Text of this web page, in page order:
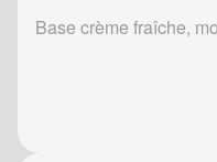
Base crème fraîche,